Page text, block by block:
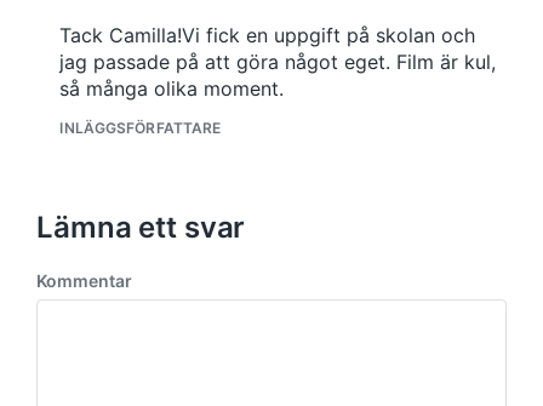
Tack Camilla!Vi fick en uppgift på skolan och
jag passade på att göra något eget. Film är kul,
så många olika moment.
INLÄGGSFÖRFATTARE
Lämna ett svar
Kommentar